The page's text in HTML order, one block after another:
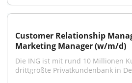
Customer Relationship
Marketing Manager (w/m/d)
Die ING ist mit rund 10 Millionen
drittgrößte Privatkundenbank in